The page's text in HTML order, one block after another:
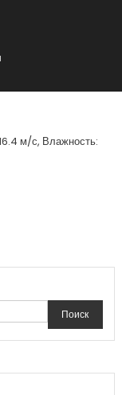
м/с, Влажность:
Поиск